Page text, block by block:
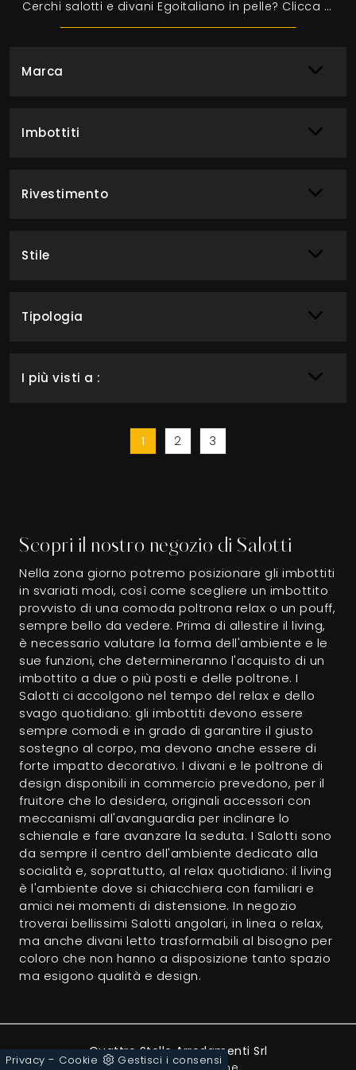
Marca
Imbottiti
Rivestimento
Stile
Tipologia
I più visti a :
Cerchi salotti e divani Egoitaliano in pelle? Clicca e ottieni informazioni sul modello Tate per spazi moderni.
1 2 3
Scopri il nostro negozio di Salotti
Nella zona giorno potremo posizionare gli imbottiti
in svariati modi, così come scegliere un imbottito
provvisto di una comoda poltrona relax o un pouff,
sempre bello da vedere. Prima di allestire il living,
è necessario valutare la forma dell'ambiente e le
sue funzioni, che determineranno l'acquisto di un
imbottito a due o più posti e delle poltrone. I
Salotti ci accolgono nel tempo del relax e dello
svago quotidiano: gli imbottiti devono essere
sempre comodi e in grado di garantire il giusto
sostegno al corpo, ma devono anche essere di
forte impatto decorativo. I divani e le poltrone di
design disponibili in commercio prevedono, per il
fruitore che lo desidera, originali accessori con
meccanismi all'avanguardia per inclinare lo
schienale e fare avanzare la seduta. I Salotti sono
da sempre il centro dell'ambiente dedicato alla
socialità e, soprattutto, al relax quotidiano: il living
è l'ambiente dove si chiacchiera con familiari e
amici nei momenti di distensione. In negozio
troverai bellissimi Salotti angolari, in linea o relax,
ma anche divani letto trasformabili al bisogno per
coloro che non hanno a disposizione tanto spazio
ma esigono qualità e design.
Quattro Stelle Arredamenti Srl
Privacy - Cookie Gestisci i consensi